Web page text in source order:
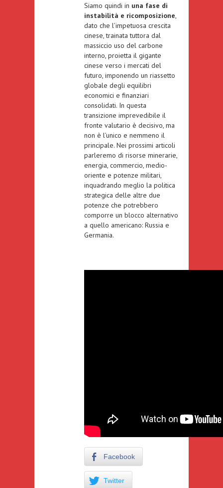
Siamo quindi in una fase di
instabilità e ricomposizione,
dato che l’impetuosa crescita
cinese, trainata tuttora dal
massiccio uso del carbone
interno, proietta il gigante
cinese verso i mercati del
futuro, imponendo un riassetto
globale degli equilibri
economici e finanziari
consolidati. In questa
transizione imprevedibile il
fronte valutario è decisivo, ma
non è l’unico e nemmeno il
principale. Nei prossimi articoli
parleremo di risorse minerarie,
energia, commercio, medio-
oriente e potenze militari,
inquadrando meglio la politica
strategica delle altre due
potenze che potrebbero
comporre un blocco alternativo
a quello americano: Russia e
Germania.
Facebook
Twitter